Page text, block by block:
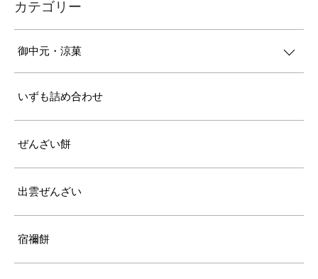
カテゴリー
御中元・涼菓
いずも詰め合わせ
ぜんざい餅
出雲ぜんざい
宿禰餅